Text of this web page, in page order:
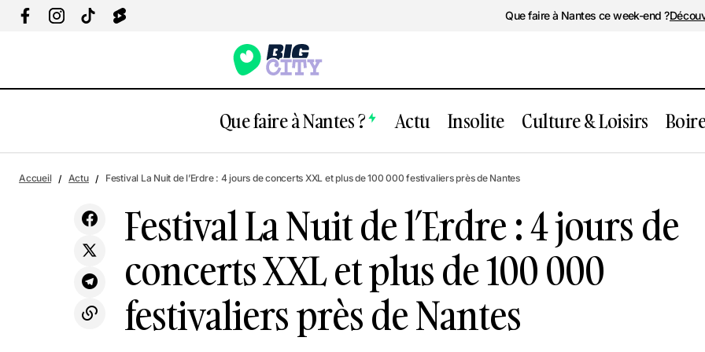
Que faire à Nantes ce week-end ?
Que faire à Nantes ? Actu Insolite Culture & Loisirs
Canicule à Nantes : les glaces les plus
originales pour se rafraîchir
Culture &
Festival La Nuit de l’Erdre : 4 jours de
Accueil Actu Festival La Nuit de l’Erdre : 4 jours de concerts XXL et plus de 100 000 festivaliers près de Nantes
Festival La Nuit de l’Erdre : 4 jours de
concerts XXL et plus de 100 000
festivaliers près de Nantes